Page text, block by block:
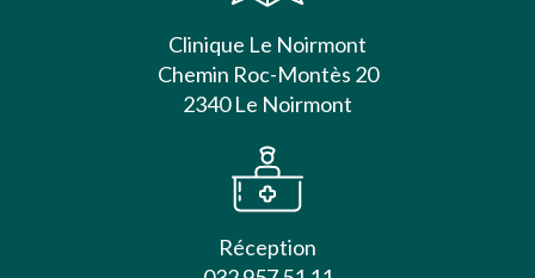
Clinique Le Noirmont
Chemin Roc-Montès 20
2340 Le Noirmont
Réception